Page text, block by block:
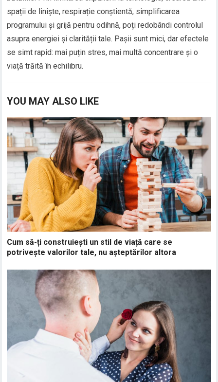
spații de liniște, respirație conștientă, simplificarea
programului și grijă pentru odihnă, poți redobândi controlul
asupra energiei și clarității tale. Pașii sunt mici, dar efectele
se simt rapid: mai puțin stres, mai multă concentrare și o
viață trăită în echilibru.
YOU MAY ALSO LIKE
Cum să-ți construiești un stil de viață care se
potrivește valorilor tale, nu așteptărilor altora